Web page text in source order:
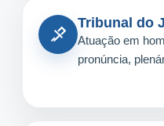
Tribunal do
Atuação em
pronúncia,